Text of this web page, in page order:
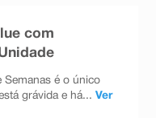
com
Semanas é o único
grávida e há... Ver